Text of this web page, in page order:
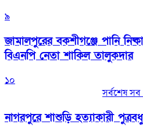
৯
জামালপুরের বকশীগঞ্জে পানি
বিএনপি নেতা শাকিল তালুকদার
১০
সর্বশেষ
নাগরপুরে শাশুড়ি হত্যাকারী